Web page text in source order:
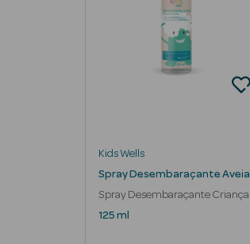
Kids Wells
Spray Desembaraçante Aveia
Spray Desembaraçante Criança
125 ml